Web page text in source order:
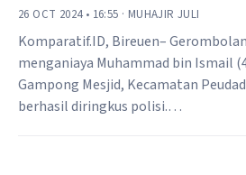
26 OCT 2024 • 16:55 · MUHAJIR JULI
Komparatif.ID, Bireuen–
menganiaya Muhammad bin Ismail
Gampong Mesjid, Kecamatan
berhasil diringkus polisi.…